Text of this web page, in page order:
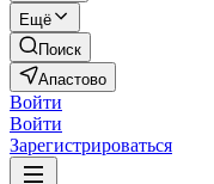
Ещё
Поиск
Апастово
Войти
Войти
Зарегистрироваться